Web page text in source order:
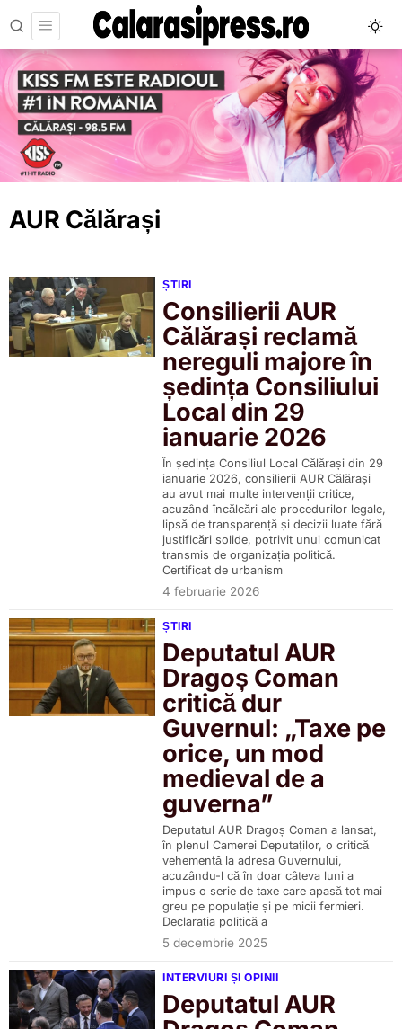
AUR Călărași
ȘTIRI
Consilierii AUR
Călărași reclamă
nereguli majore în
ședința Consiliului
Local din 29
ianuarie 2026
În ședința Consiliul Local Călărași din 29
ianuarie 2026, consilierii AUR Călărași
au avut mai multe intervenții critice,
acuzând încălcări ale procedurilor legale,
lipsă de transparență și decizii luate fără
justificări solide, potrivit unui comunicat
transmis de organizația politică.
Certificat de urbanism
4 februarie 2026
ȘTIRI
Deputatul AUR
Dragoș Coman
critică dur
Guvernul: „Taxe pe
orice, un mod
medieval de a
guverna”
Deputatul AUR Dragoș Coman a lansat,
în plenul Camerei Deputaților, o critică
vehementă la adresa Guvernului,
acuzându-l că în doar câteva luni a
impus o serie de taxe care apasă tot mai
greu pe populație și pe micii fermieri.
Declarația politică a
5 decembrie 2025
INTERVIURI ȘI OPINII
Deputatul AUR